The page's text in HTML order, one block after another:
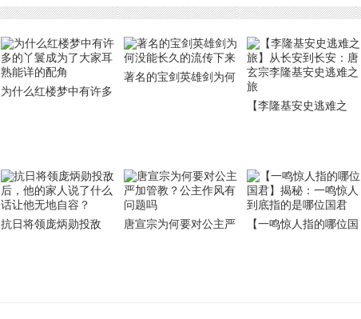
为什么红楼梦中有许多
著名的宝剑英雄剑为何
【李隆基安史逃难之
旅
抗日将领庞炳勋投敌
唐宣宗为何要对公主严
【一鸣惊人指的哪位国